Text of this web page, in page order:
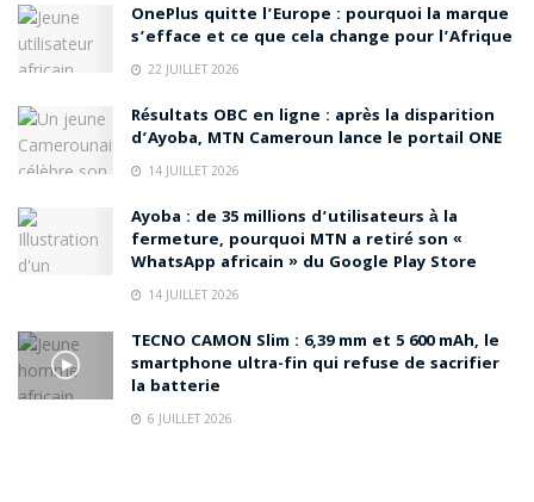
OnePlus quitte l’Europe : pourquoi la marque
s’efface et ce que cela change pour l’Afrique
22 JUILLET 2026
Résultats OBC en ligne : après la disparition
d’Ayoba, MTN Cameroun lance le portail ONE
14 JUILLET 2026
Ayoba : de 35 millions d’utilisateurs à la
fermeture, pourquoi MTN a retiré son «
WhatsApp africain » du Google Play Store
14 JUILLET 2026
TECNO CAMON Slim : 6,39 mm et 5 600 mAh, le
smartphone ultra-fin qui refuse de sacrifier
la batterie
6 JUILLET 2026